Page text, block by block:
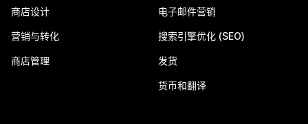
商店设计
营销与转化
商店管理
电子邮件营销
搜索引擎优化 (SEO)
发货
货币和翻译